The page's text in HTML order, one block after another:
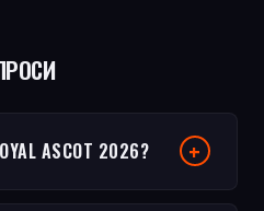
ASCOT 2026?